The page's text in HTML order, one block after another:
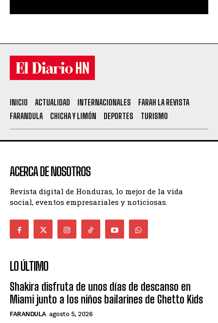
INICIO ACTUALIDAD INTERNACIONALES
FARAH LA REVISTA
FARANDULA
CHICHA Y LIMÓN DEPORTES TURISMO
ACERCA DE NOSOTROS
Revista digital de Honduras, lo mejor de la vida
social, eventos empresariales y noticiosas.
LO ÚLTIMO
Shakira disfruta de unos días de descanso en
Miami junto a los niños bailarines de Ghetto Kids
FARANDULA agosto 5, 2026